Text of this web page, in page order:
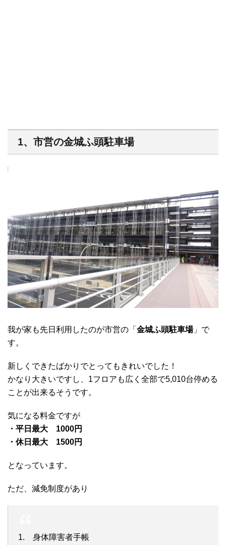
1、市営の金城ふ頭駐車場
我が家も先日利用したのが市営の「 金城ふ頭駐車場」で
す。
新しくできたばかりでとってもきれいでした！
かなり大きいですし、1フロアも広く全部で5,010台停める
ことが出来るそうです。
気になる料金ですが
・平日最大 1000円
・休日最大 1500円
となっています。
ただ、減免制度があり
1. 身体障害者手帳